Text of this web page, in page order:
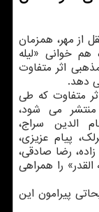
از مهر، همزمان
هم خوانی «لیله
اثر متفاوت
دهد.
متفاوت که طی
می شود،
الدین سراج،
پیام عزیزی،
رضا صادقی،
را همراهی
پیرامون این